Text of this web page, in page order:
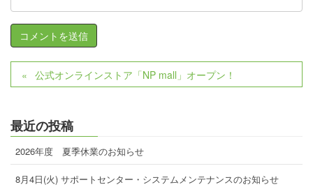
公式オンラインストア「NP mall」オープン！
最近の投稿
2026年度 夏季休業のお知らせ
8月4日(火) サポートセンター・システムメンテナンスのお知らせ